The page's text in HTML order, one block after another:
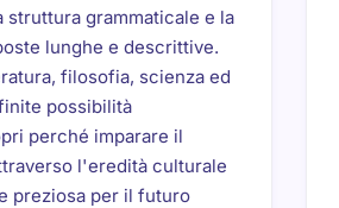
struttura grammaticale e la
lunghe e descrittive.
filosofia, scienza ed
possibilità
perché imparare il
l'eredità culturale
preziosa per il futuro